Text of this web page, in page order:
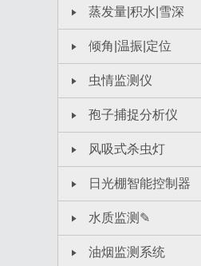
蒸发量|积水|雪深
倾角|温振|定位
虫情监测仪
孢子捕捉分析仪
风吸式杀虫灯
日光棚智能控制器
水质监测✎
油烟监测系统